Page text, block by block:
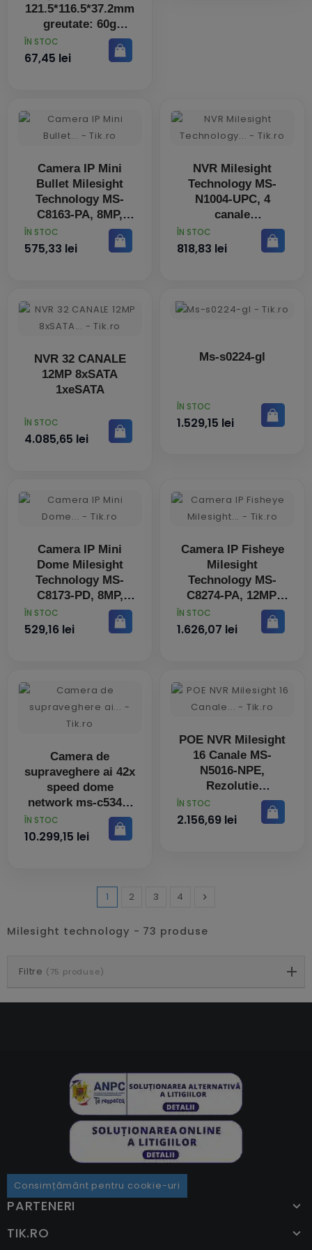
Filtre (75 produse)
121.5*116.5*37.2mm
greutate: 60g
PRET
ÎN STOC
67,45 lei
Camera IP Mini
Bullet Milesight
Technology MS-
C8163-PA, 8MP,
Lentila 4mm, IR
50m
PRET
ÎN STOC
575,33 lei
NVR Milesight
Technology MS-
N1004-UPC, 4
canale
PRET
ÎN STOC
818,83 lei
NVR 32 CANALE
12MP 8xSATA
1xeSATA
PRET
ÎN STOC
4.085,65 lei
Ms-s0224-gl
PRET
ÎN STOC
1.529,15 lei
Camera IP Mini
Dome Milesight
Technology MS-
C8173-PD, 8MP,
Lentila 2.8mm, IR
30m
PRET
ÎN STOC
529,16 lei
Camera IP Fisheye
Milesight
Technology MS-
C8274-PA, 12MP,
Lentila 1.98mm, IR
15m
PRET
ÎN STOC
1.626,07 lei
Camera de
supraveghere ai 42x
speed dome
network ms-c5341-
x42pe 5mp
PRET
ÎN STOC
10.299,15 lei
POE NVR Milesight
16 Canale MS-
N5016-NPE,
Rezolutie
inregistrare: 8MP ,
Rezolutie redare: 3*
PRET
ÎN STOC
2.156,69 lei
1 2 3 4 Inainte

Milesight technology - 73 produse
Consimțământ pentru cookie-uri
PARTENERI
TIK.RO